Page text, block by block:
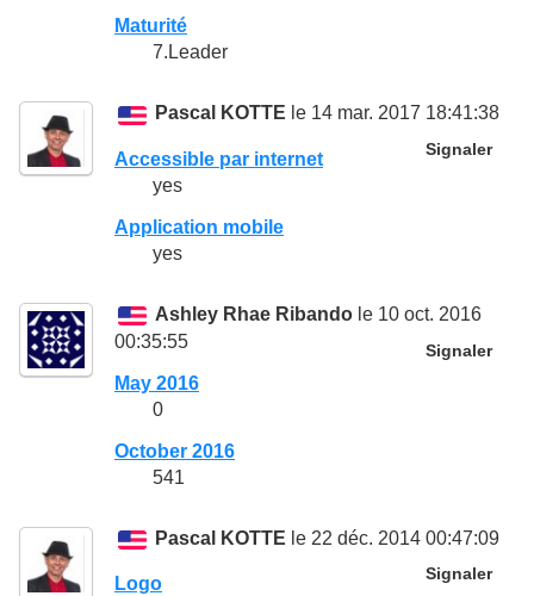
Maturité
7.Leader
Pascal KOTTE le 14 mar. 2017 18:41:38
Signaler
Accessible par internet
yes
Application mobile
yes
Ashley Rhae Ribando le 10 oct. 2016
00:35:55
Signaler
May 2016
0
October 2016
541
Pascal KOTTE le 22 déc. 2014 00:47:09
Signaler
Logo